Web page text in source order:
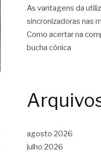
As vantagens da
sincronizadoras nas
Como acertar na
bucha cônica
agosto 2026
julho 2026